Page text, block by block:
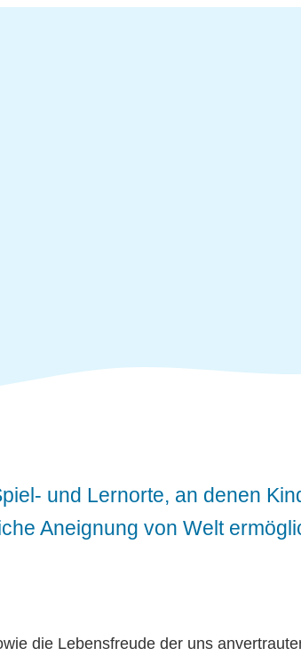
und Lernorte, an denen
Aneignung von Welt
die Lebensfreude der uns